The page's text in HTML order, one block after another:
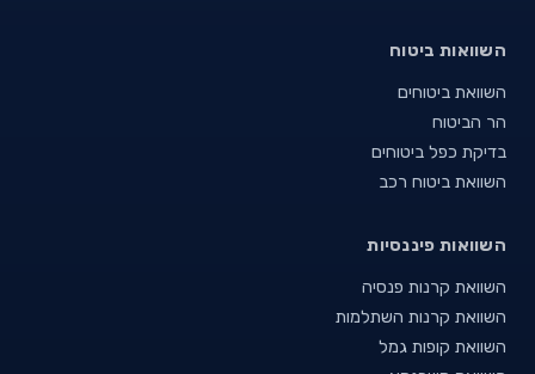
השוואות ביטוח
השוואת ביטוחים
הר הביטוח
בדיקת כפל ביטוחים
השוואת ביטוח רכב
השוואות פיננסיות
השוואת קרנות פנסיה
השוואת קרנות השתלמות
השוואת קופות גמל